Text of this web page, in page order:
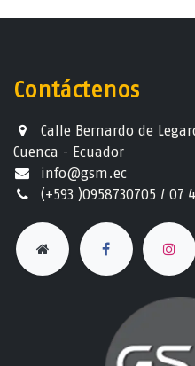
Contáctenos
Calle Bernardo de
Cuenca - Ecuador
info@gsm.ec​
(+593 )0958730705 / 07